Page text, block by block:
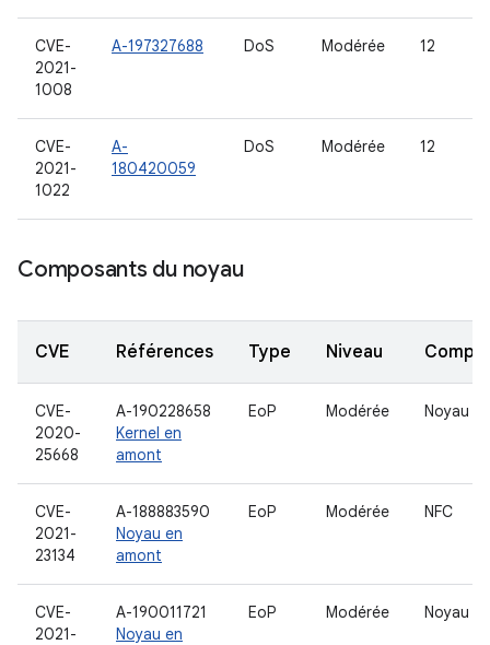
CVE-
2021-
1008
A-197327688 DoS Modérée 12
CVE-
2021-
1022
A-
180420059
DoS Modérée 12
Composants du noyau
CVE Références Type Niveau
CVE-
2020-
25668
A-190228658
Kernel en
amont
EoP Modérée Noyau
CVE-
2021-
23134
A-188883590
Noyau en
amont
EoP Modérée NFC
CVE-
2021-
A-190011721
Noyau en
EoP Modérée Noyau